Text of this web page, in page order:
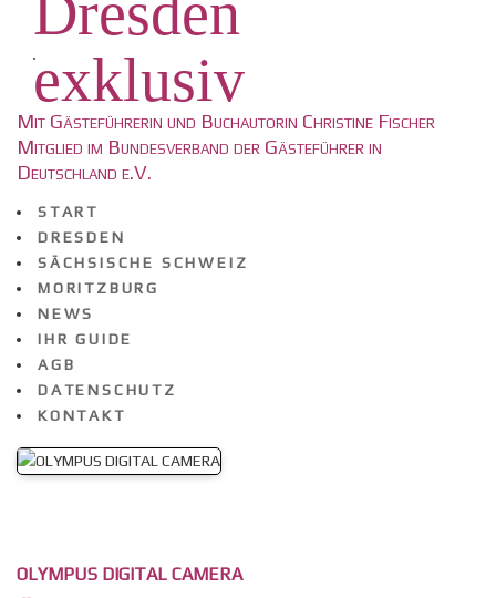
exklusiv
Mit Gästeführerin und Buchautorin Christine Fischer
Mitglied im Bundesverband der Gästeführer in
Deutschland e.V.
START
DRESDEN
SÄCHSISCHE SCHWEIZ
MORITZBURG
NEWS
IHR GUIDE
AGB
DATENSCHUTZ
KONTAKT
OLYMPUS DIGITAL CAMERA